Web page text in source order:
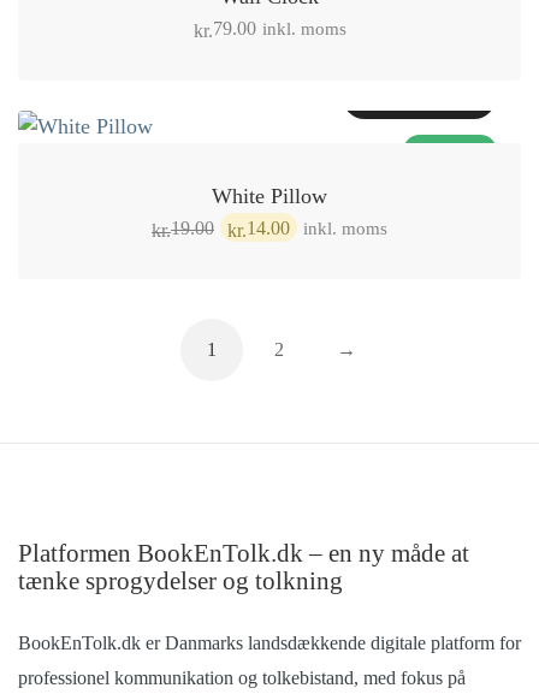
kr.79.00 inkl. moms
White Pillow
kr.19.00 Den
kr.19.00.
kr.14.00 Den
kr.14.00.
inkl. moms
1 2 →
Platformen BookEnTolk.dk – en ny måde at
tænke sprogydelser og tolkning
BookEnTolk.dk er Danmarks landsdækkende digitale platform for
professionel kommunikation og tolkebistand, med fokus på